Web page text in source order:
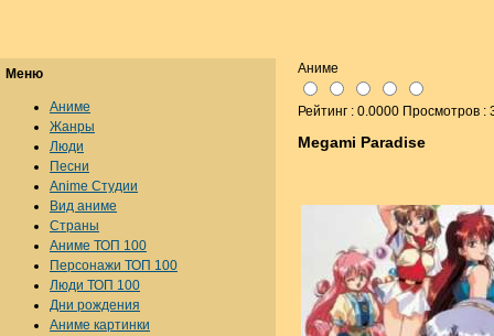
Аниме
Рейтинг : 0.0000 Просмотров :
Megami Paradise
Меню
Аниме
Жанры
Люди
Песни
Anime Студии
Вид аниме
Страны
Аниме ТОП 100
Персонажи ТОП 100
Люди ТОП 100
Дни рождения
Аниме картинки